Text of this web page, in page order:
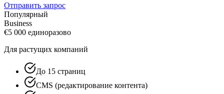
Отправить запрос
Популярный
Business
€5 000 единоразово
Для растущих компаний
До 15 страниц
CMS (редактирование контента)